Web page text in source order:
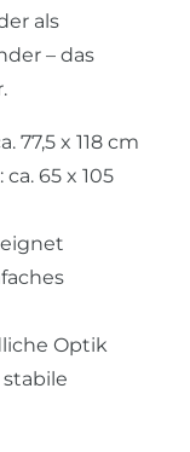
als
– das
77,5 x 118 cm
65 x 105
Optik